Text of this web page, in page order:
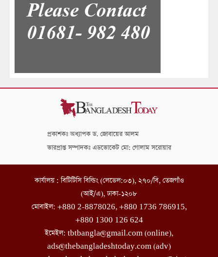
প্রকাশকঃ অধ্যাপক ড. জোবায়ের আলম
ভারপ্রাপ্ত সম্পাদকঃ এডভোকেট মো: গোলাম সরোয়ার
কার্যালয় : বিটিটিসি বিল্ডিং (লেভেল:০৩), ২৭০/বি, তেজগাঁও
(আই/এ), ঢাকা-১২০৮
মোবাইল: +880 2-8878026, +880 1736 786915,
+880 1300 126 624
ইমেইল: tbtbangla@gmail.com (online),
ads@thebangladeshtoday.com (adv)